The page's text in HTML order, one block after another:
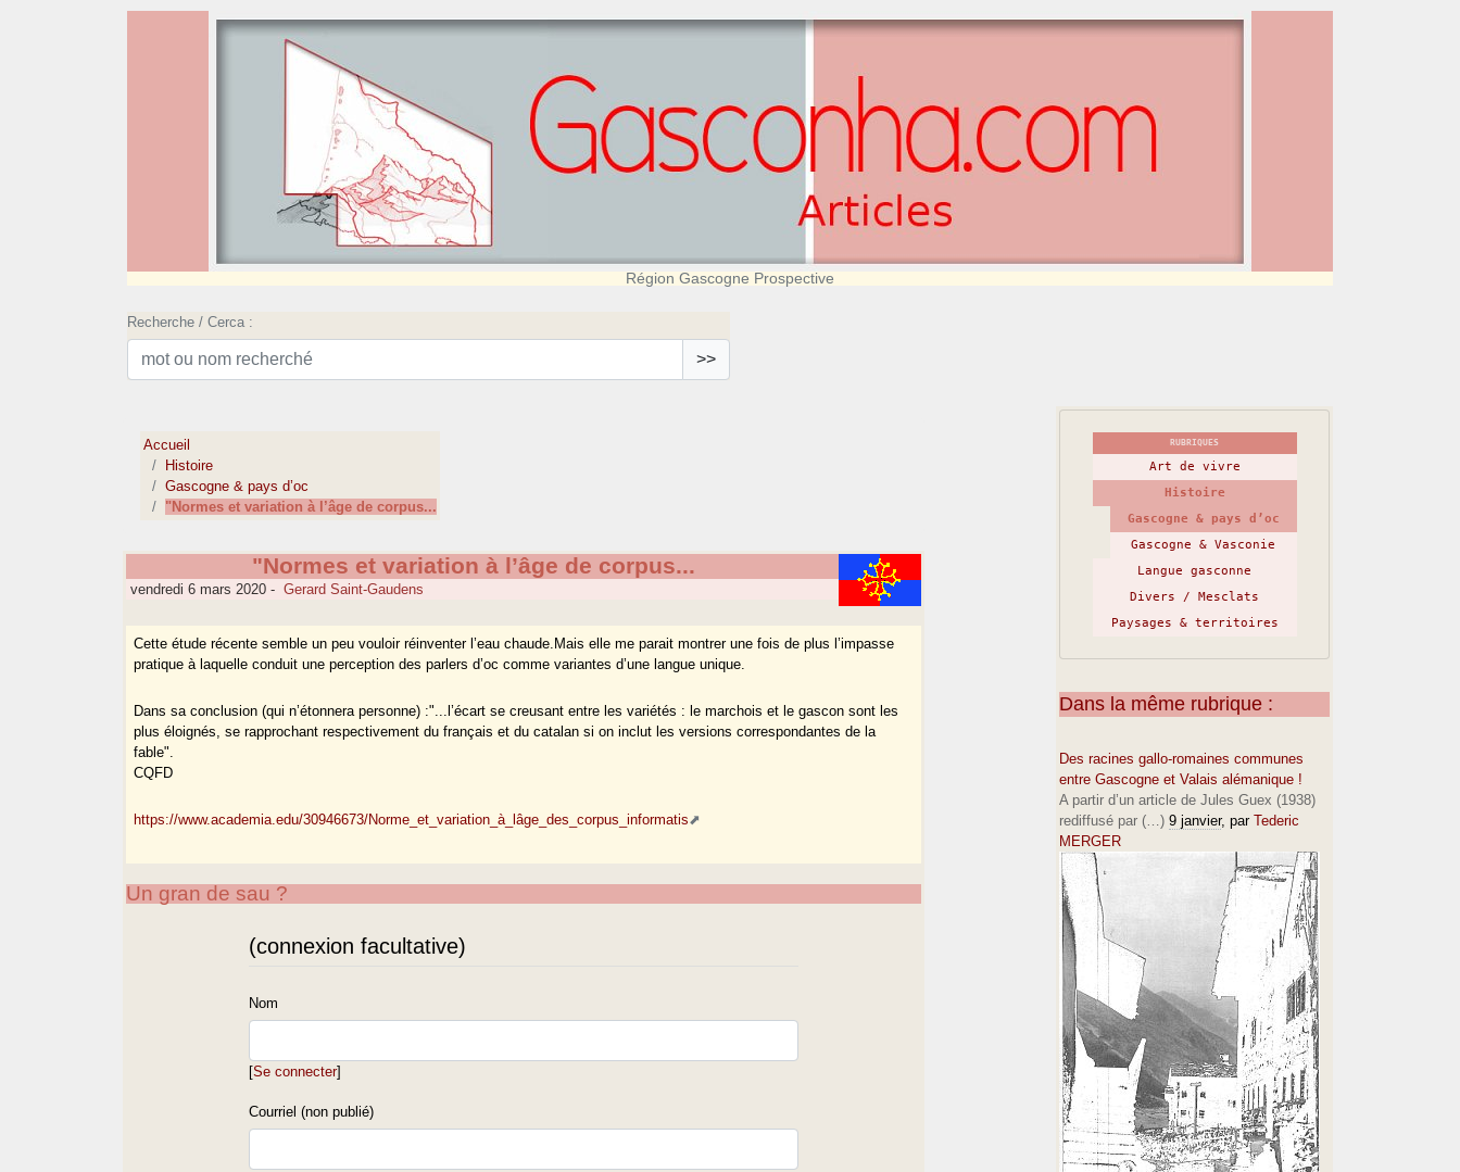
Région Gascogne Prospective
Recherche / Cerca :
>>
Accueil
Histoire
Gascogne & pays d’oc
"Normes et variation à l’âge de corpus...
"Normes et variation à l’âge de corpus...
vendredi 6 mars 2020 - Gerard Saint-Gaudens
Cette étude récente semble un peu vouloir réinventer l’eau chaude.Mais elle me parait montrer une fois de plus l’impasse
pratique à laquelle conduit une perception des parlers d’oc comme variantes d’une langue unique.
Dans sa conclusion (qui n’étonnera personne) :"...l’écart se creusant entre les variétés : le marchois et le gascon sont les
plus éloignés, se rapprochant respectivement du français et du catalan si on inclut les versions correspondantes de la
fable".
CQFD
https://www.academia.edu/30946673/Norme_et_variation_à_lâge_des_corpus_informatis
Un gran de sau ?
(connexion facultative)
Nom
[Se connecter]
Courriel (non publié)
RUBRIQUES
Art de vivre
Histoire
Gascogne & pays d’oc
Gascogne & Vasconie
Langue gasconne
Divers / Mesclats
Paysages & territoires
Dans la même rubrique :
Des racines gallo-romaines communes
entre Gascogne et Valais alémanique !
A partir d’un article de Jules Guex (1938)
rediffusé par (…) 9 janvier, par Tederic
MERGER